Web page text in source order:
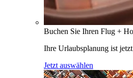
Buchen Sie Ihren Flug +
Ihre Urlaubsplanung ist
Jetzt auswählen